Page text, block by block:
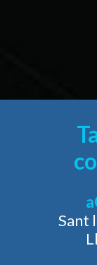
Sant